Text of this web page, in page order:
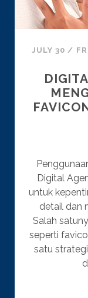
JULY 30 /
Digital
untuk
detail dan
Salah
seperti
satu